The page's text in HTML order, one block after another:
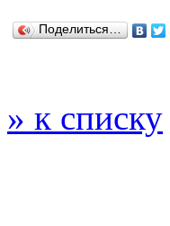
Поделиться…
» к списку